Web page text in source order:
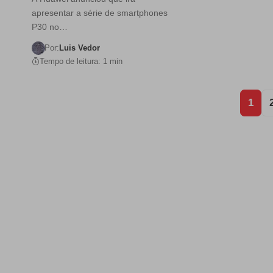
apresentar a série de smartphones
P30 no…
Por: Luis Vedor
Tempo de leitura: 1 min
1